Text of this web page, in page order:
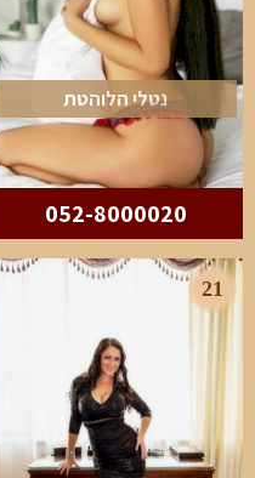
נטלי הלוהטת
052-8000020
21